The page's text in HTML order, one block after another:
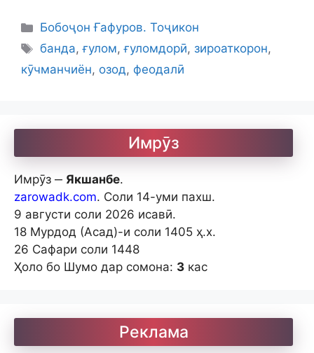
Categories
Бобоҷон Ғафуров. Тоҷикон
Tags
банда,ғулом,ғуломдорӣ, зироаткорон,
кӯчманчиён, озод, феодалӣ
Имрӯз
Имрӯз ‒ Якшанбе.
zarowadk.com. Соли 14-уми пахш.
9 августи соли 2026 исавӣ.
18 Мурдод (Асад)-и соли 1405 ҳ.х.
26 Сафари соли 1448
Ҳоло бо Шумо дар сомона: 3 кас
Реклама